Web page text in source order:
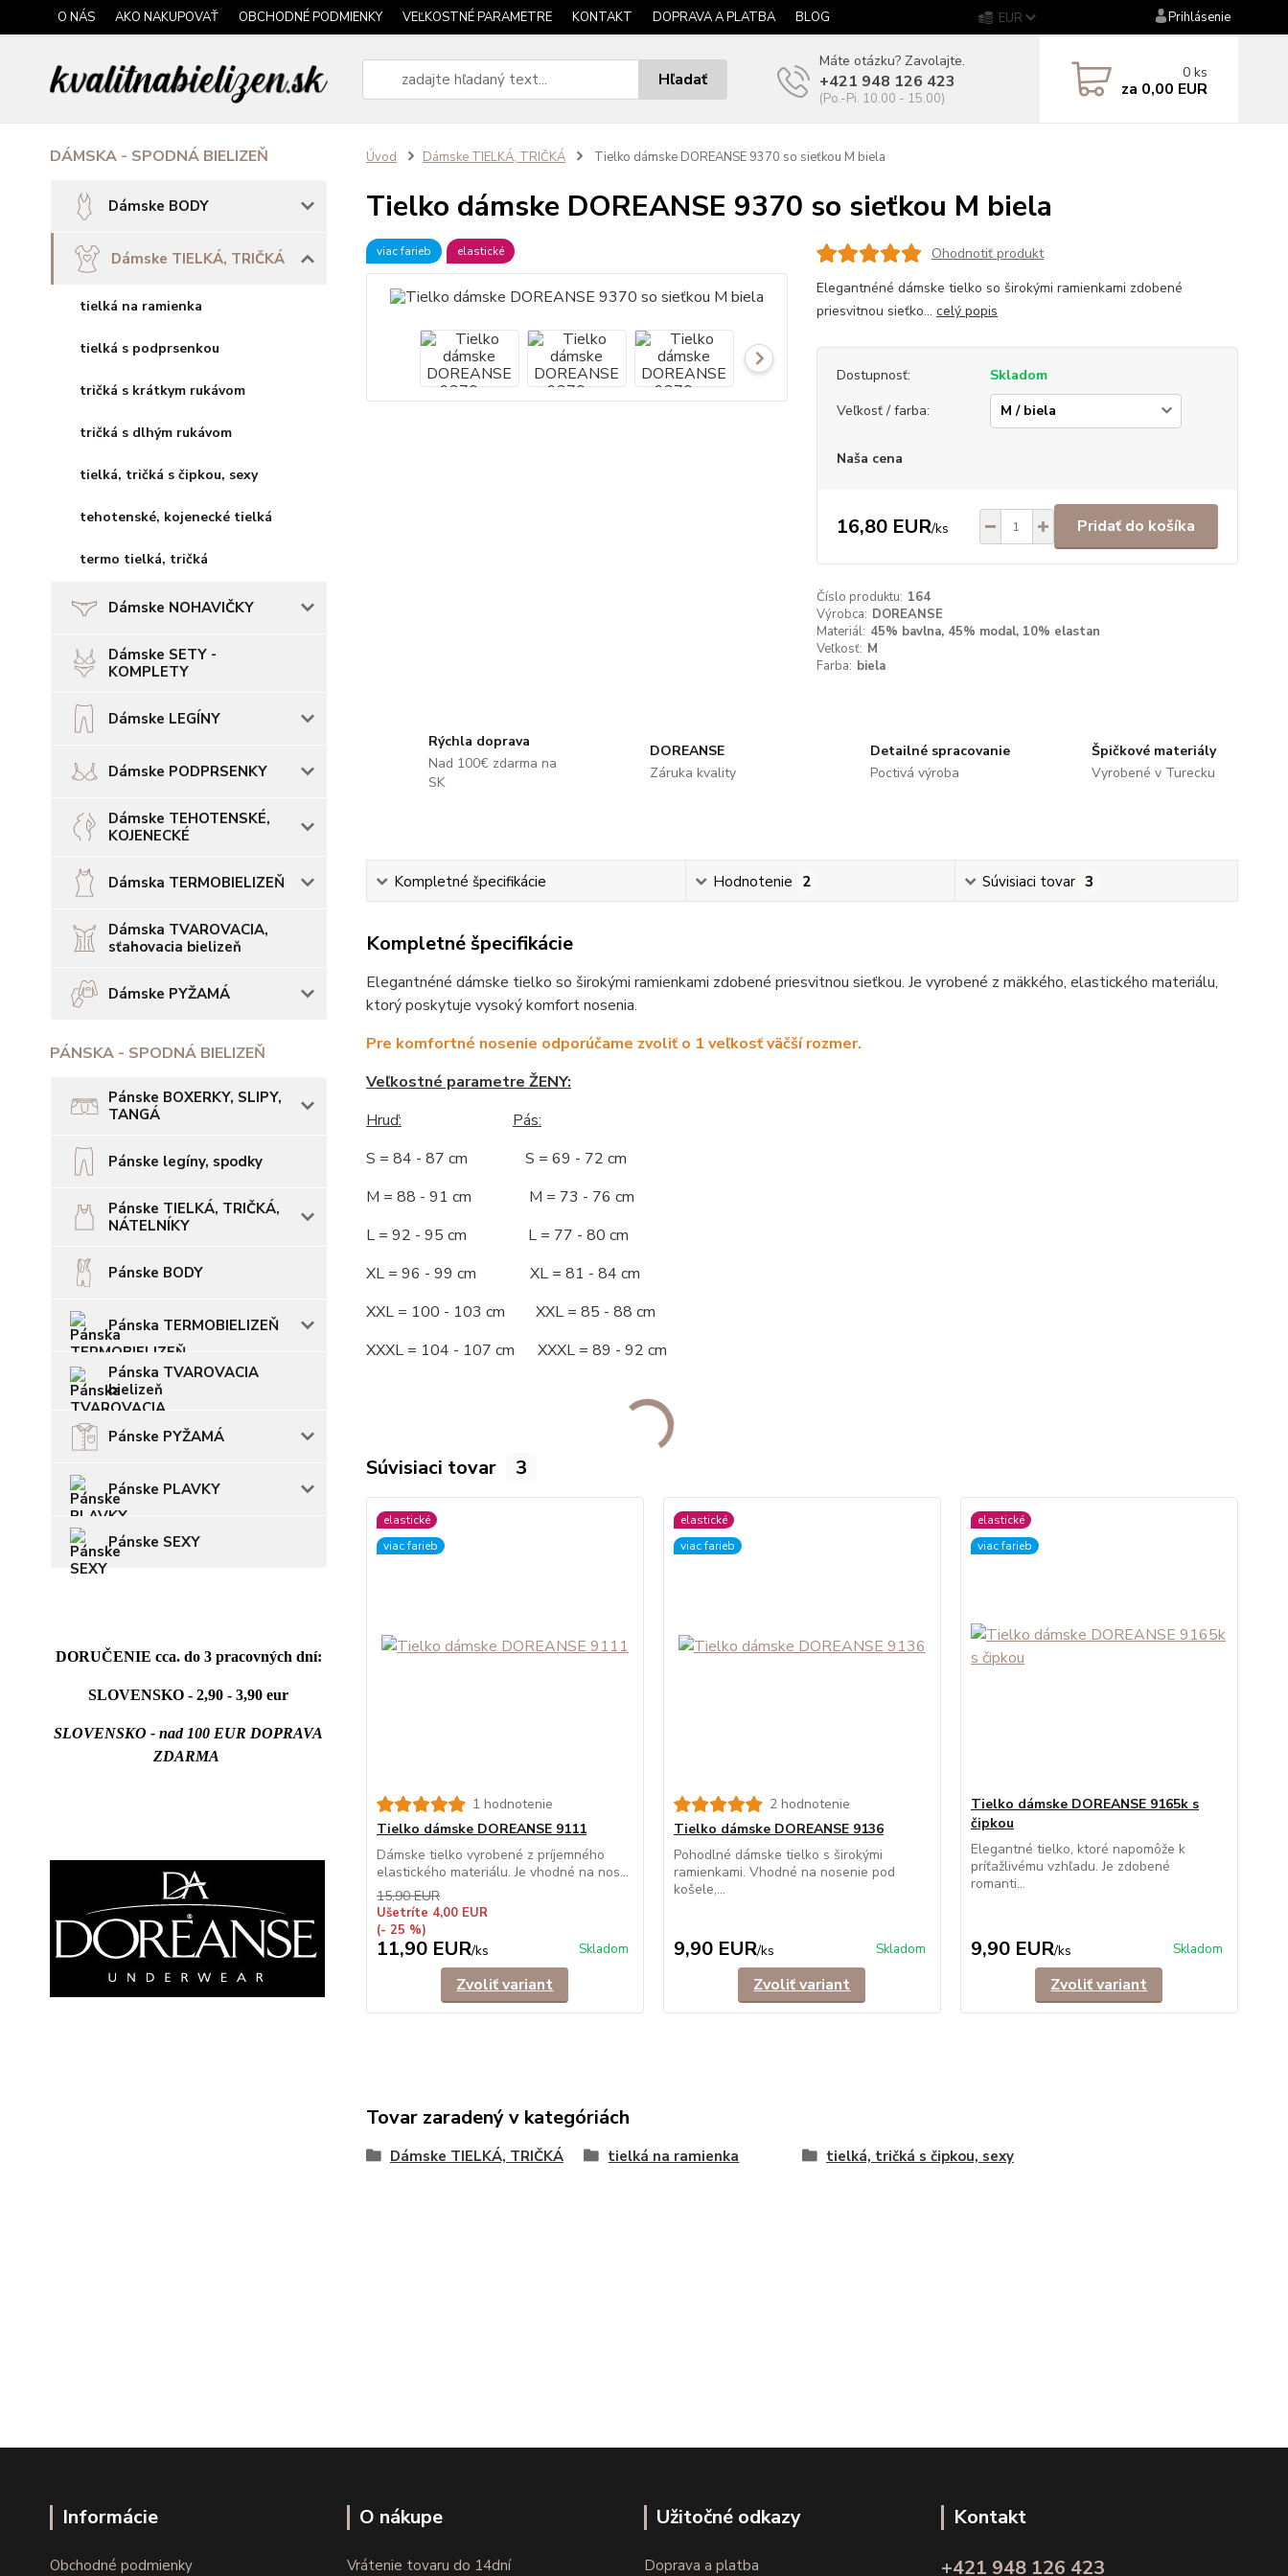
O NÁS AKO NAKUPOVAŤ OBCHODNÉ PODMIENKY VEĽKOSTNÉ PARAMETRE KONTAKT DOPRAVA A PLATBA BLOG EUR Prihlásenie
Hľadať
Máte otázku? Zavolajte.
+421 948 126 423
(Po.-Pi. 10.00 - 15.00)
0 ks
za 0,00 EUR
DÁMSKA - SPODNÁ BIELIZEŇ
Dámske BODY
Dámske TIELKÁ, TRIČKÁ
tielká na ramienka
tielká s podprsenkou
tričká s krátkym rukávom
tričká s dlhým rukávom
tielká, tričká s čipkou, sexy
tehotenské, kojenecké tielká
termo tielká, tričká
Dámske NOHAVIČKY
Dámske SETY -
KOMPLETY
Dámske LEGÍNY
Dámske PODPRSENKY
Dámske TEHOTENSKÉ,
KOJENECKÉ
Dámska TERMOBIELIZEŇ
Dámska TVAROVACIA,
sťahovacia bielizeň
Dámske PYŽAMÁ
PÁNSKA - SPODNÁ BIELIZEŇ
Pánske BOXERKY, SLIPY,
TANGÁ
Pánske legíny, spodky
Pánske TIELKÁ, TRIČKÁ,
NÁTELNÍKY
Pánske BODY
Pánska TERMOBIELIZEŇ
Pánska TVAROVACIA
bielizeň
Pánske PYŽAMÁ
Pánske PLAVKY
Pánske SEXY
DORUČENIE cca. do 3 pracovných dní:
SLOVENSKO - 2,90 - 3,90 eur
SLOVENSKO - nad 100 EUR DOPRAVA
ZDARMA
Úvod Dámske TIELKÁ, TRIČKÁ Tielko dámske DOREANSE 9370 so sieťkou M biela
Tielko dámske DOREANSE 9370 so sieťkou M biela
viac farieb elastické
Ohodnotiť produkt
Elegantnéné dámske tielko so širokými ramienkami zdobené
priesvitnou sieťko... celý popis
Dostupnosť:
Skladom
Veľkosť / farba:
Naša cena
16,80 EUR/ks Pridať do košíka
Číslo produktu: 164
Výrobca: DOREANSE
Materiál: 45% bavlna, 45% modal, 10% elastan
Veľkosť: M
Farba: biela
Rýchla doprava
Nad 100€ zdarma na
SK
DOREANSE
Záruka kvality
Detailné spracovanie
Poctivá výroba
Špičkové materiály
Vyrobené v Turecku
Kompletné špecifikácie Hodnotenie 2 Súvisiaci tovar 3
Kompletné špecifikácie
Elegantnéné dámske tielko so širokými ramienkami zdobené priesvitnou sieťkou. Je vyrobené z mäkkého, elastického materiálu,
ktorý poskytuje vysoký komfort nosenia.
Pre komfortné nosenie odporúčame zvoliť o 1 veľkosť väčší rozmer.
Veľkostné parametre ŽENY:
Hruď:
Pás:
S = 84 - 87 cm S = 69 - 72 cm
M = 88 - 91 cm M = 73 - 76 cm
L = 92 - 95 cm L = 77 - 80 cm
XL = 96 - 99 cm XL = 81 - 84 cm
XXL = 100 - 103 cm XXL = 85 - 88 cm
XXXL = 104 - 107 cm XXXL = 89 - 92 cm
Súvisiaci tovar 3
elastické
viac farieb
1 hodnotenie
Tielko dámske DOREANSE 9111
Dámske tielko vyrobené z príjemného
elastického materiálu. Je vhodné na nos...
15,90 EUR
Ušetríte 4,00 EUR
(- 25 %)
11,90 EUR/ks Skladom
Zvoliť variant
elastické
viac farieb
2 hodnotenie
Tielko dámske DOREANSE 9136
Pohodlné dámske tielko s širokými
ramienkami. Vhodné na nosenie pod
košele,...
9,90 EUR/ks Skladom
Zvoliť variant
elastické
viac farieb
Tielko dámske DOREANSE 9165k s
čipkou
Elegantné tielko, ktoré napomôže k
príťažlivému vzhľadu. Je zdobené
romanti...
9,90 EUR/ks Skladom
Zvoliť variant
Tovar zaradený v kategóriách
Dámske TIELKÁ, TRIČKÁ tielká na ramienka tielká, tričká s čipkou, sexy
Informácie
Obchodné podmienky
O nákupe
Vrátenie tovaru do 14dní
Užitočné odkazy
Doprava a platba
Kontakt
+421 948 126 423